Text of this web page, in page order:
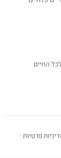
החיים
פרטיות·